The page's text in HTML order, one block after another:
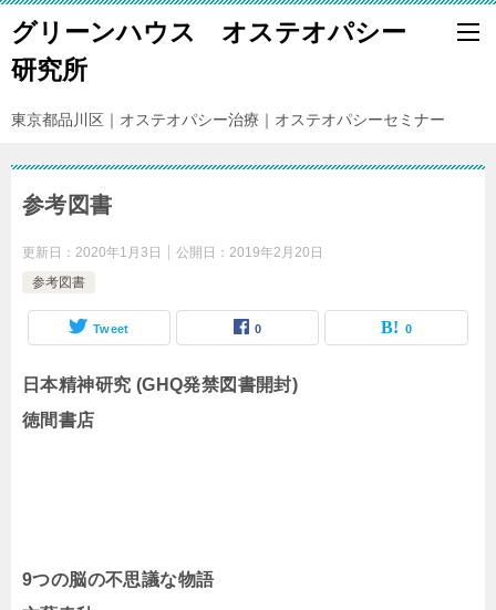
グリーンハウス オステオパシー
研究所
東京都品川区｜オステオパシー治療｜オステオパシーセミナー
参考図書
更新日： 2020年1月3日 公開日： 2019年2月20日
参考図書
Tweet 0 0
日本精神研究 (GHQ発禁図書開封)
徳間書店
9つの脳の不思議な物語